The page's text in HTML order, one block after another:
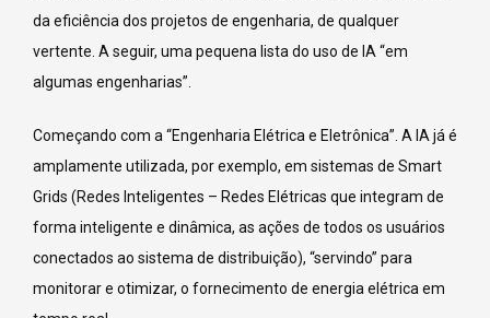
da eficiência dos projetos de engenharia, de qualquer
vertente. A seguir, uma pequena lista do uso de IA “em
algumas engenharias”.
Começando com a “Engenharia Elétrica e Eletrônica”. A IA já é
amplamente utilizada, por exemplo, em sistemas de Smart
Grids (Redes Inteligentes – Redes Elétricas que integram de
forma inteligente e dinâmica, as ações de todos os usuários
conectados ao sistema de distribuição), “servindo” para
monitorar e otimizar, o fornecimento de energia elétrica em